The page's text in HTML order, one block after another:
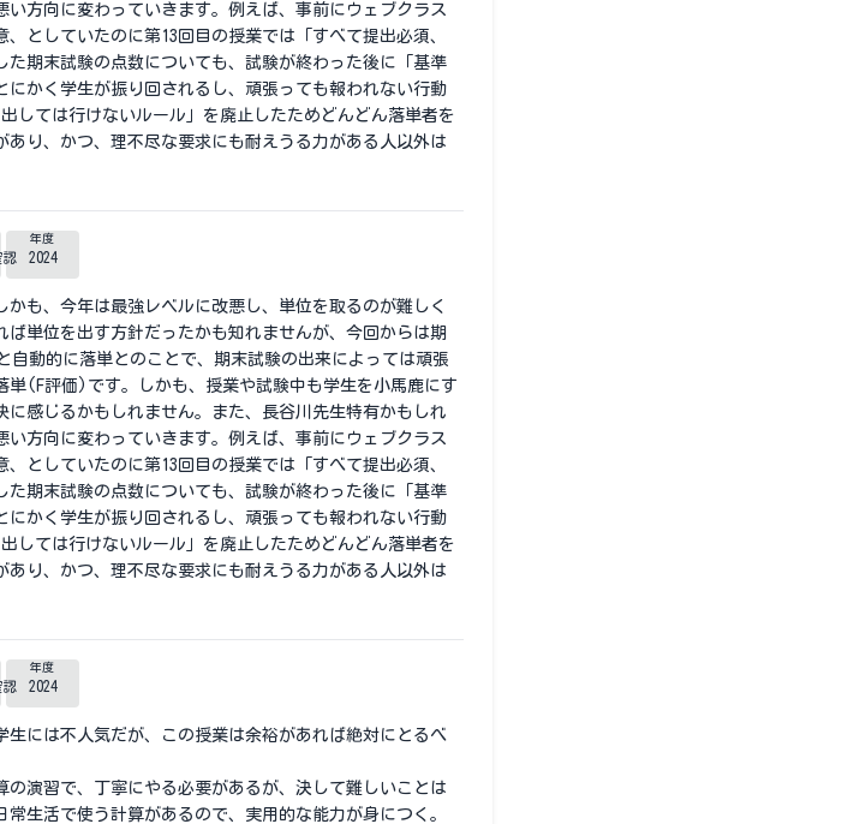
方向に変わっていきます。例えば、事前にウェブクラス
としていたのに第13回目の授業では「すべて提出必須、
期末試験の点数についても、試験が終わった後に「基準
かく学生が振り回されるし、頑張っても報われない行動
しては行けないルール」を廃止したためどんどん落単者を
り、かつ、理不尽な要求にも耐えうる力がある人以外は
認
年度
2024
も、今年は最強レベルに改悪し、単位を取るのが難しく
単位を出す方針だったかも知れませんが、今回からは期
動的に落単とのことで、期末試験の出来によっては頑張
単(F評価)です。しかも、授業や試験中も学生を小馬鹿にす
感じるかもしれません。また、長谷川先生特有かもしれ
方向に変わっていきます。例えば、事前にウェブクラス
としていたのに第13回目の授業では「すべて提出必須、
期末試験の点数についても、試験が終わった後に「基準
かく学生が振り回されるし、頑張っても報われない行動
しては行けないルール」を廃止したためどんどん落単者を
り、かつ、理不尽な要求にも耐えうる力がある人以外は
認
年度
2024
には不人気だが、この授業は余裕があれば絶対にとるべ
演習で、丁寧にやる必要があるが、決して難しいことは
生活で使う計算があるので、実用的な能力が身につく。